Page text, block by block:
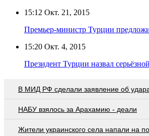
15:12 Окт. 21, 2015
Премьер-министр Турции
15:20 Окт. 4, 2015
Президент Турции назвал
В МИД РФ сделали заявление об
НАБУ взялось за Арахамию - деали
Жители украинского села напали на